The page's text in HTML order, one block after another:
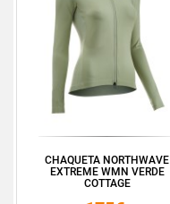
CHAQUETA NORTHWAVE
EXTREME WMN VERDE
COTTAGE